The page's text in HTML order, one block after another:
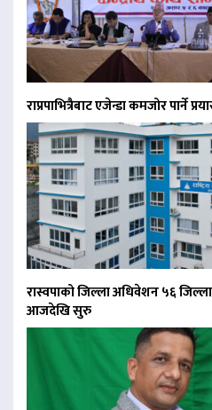
राप्रपाभित्रैबाट एजेन्डा कमजोर पार्ने
रास्वपाको जिल्ला अधिवेशन ५६
आजदेखि सुरु